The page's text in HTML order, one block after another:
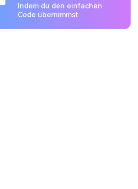
Indem du den einfachen
Code übernimmst